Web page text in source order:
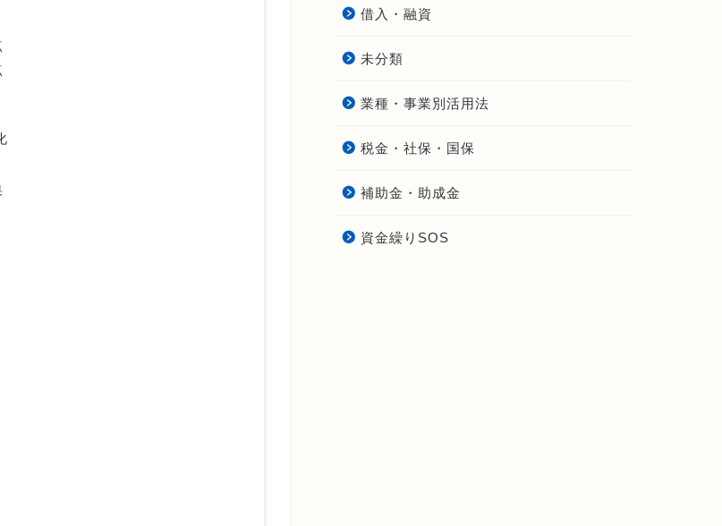
借入・融資
未分類
業種・事業別活用法
税金・社保・国保
補助金・助成金
資金繰りSOS